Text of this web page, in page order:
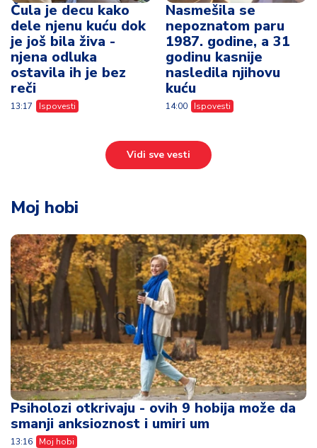
Čula je decu kako
dele njenu kuću dok
je još bila živa -
njena odluka
ostavila ih je bez
reči
13:17 Ispovesti
Nasmešila se
nepoznatom paru
1987. godine, a 31
godinu kasnije
nasledila njihovu
kuću
14:00 Ispovesti
Vidi sve vesti
Moj hobi
Psiholozi otkrivaju - ovih 9 hobija može da
smanji anksioznost i umiri um
13:16 Moj hobi